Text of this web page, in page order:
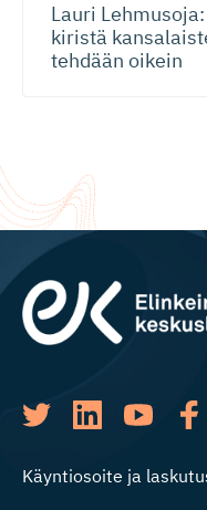
Lauri
kiristä
tehdään oikein
Käyntiosoite ja